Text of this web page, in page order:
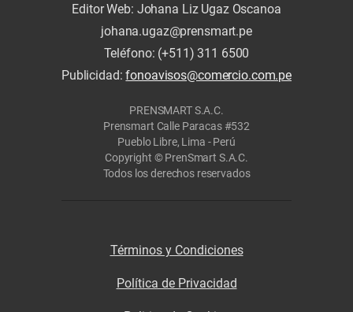
Editor Web: Johana Liz Ugaz Oscanoa
johana.ugaz@prensmart.pe
Teléfono: (+511) 311 6500
Publicidad:fonoavisos@comercio.com.pe
PRENSMART S.A.C.
Prensmart Calle Paracas #532
Pueblo Libre, Lima - Perú
Copyright © PrenSmart S.A.C.
Todos los derechos reservados
Términos y Condiciones
Política de Privacidad